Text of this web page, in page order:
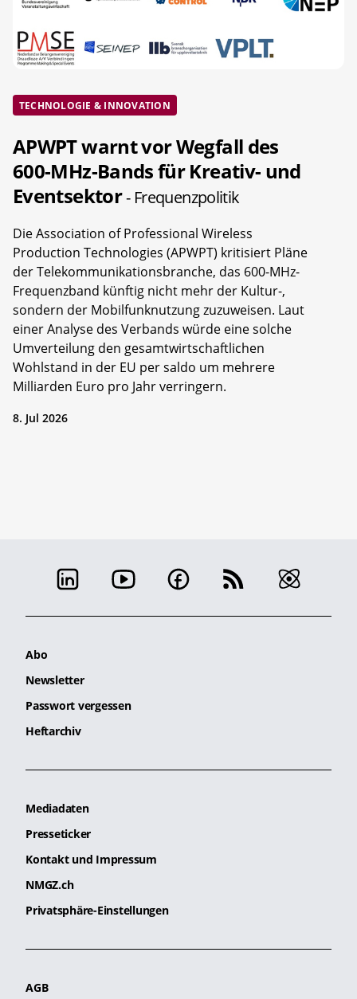
TECHNOLOGIE & INNOVATION
APWPT warnt vor Wegfall des
600-MHz-Bands für Kreativ- und
Eventsektor- Frequenzpolitik
Die Association of Professional Wireless
Production Technologies (APWPT) kritisiert Pläne
der Telekommunikationsbranche, das 600-MHz-
Frequenzband künftig nicht mehr der Kultur-,
sondern der Mobilfunknutzung zuzuweisen. Laut
einer Analyse des Verbands würde eine solche
Umverteilung den gesamtwirtschaftlichen
Wohlstand in der EU per saldo um mehrere
Milliarden Euro pro Jahr verringern.
8. Jul 2026
Abo
Newsletter
Passwort vergessen
Heftarchiv
Mediadaten
Presseticker
Kontakt und Impressum
NMGZ.ch
Privatsphäre-Einstellungen
AGB